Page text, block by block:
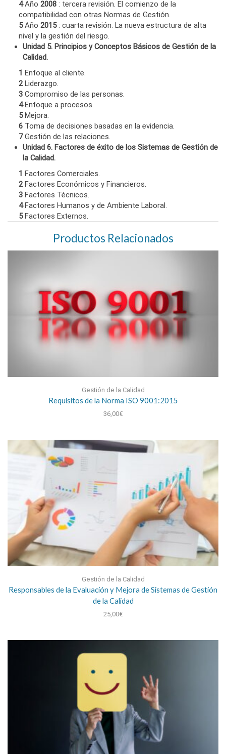
4Año2008 : tercera revisión. El comienzo de la
compatibilidad con otras Normas de Gestión.
5Año2015: cuarta revisión. La nueva estructura de alta
nivel y la gestión del riesgo.
Unidad 5. Principios y Conceptos Básicos de Gestión de la
Calidad.
1 Enfoque al cliente.
2Liderazgo.
3 Compromiso de las personas.
4Enfoque a procesos.
5Mejora.
6 Toma de decisiones basadas en la evidencia.
7Gestión de las relaciones.
Unidad 6. Factores de éxito de los Sistemas de Gestión de
la Calidad.
1 Factores Comerciales.
2Factores Económicos y Financieros.
3 Factores Técnicos.
4Factores Humanos y de Ambiente Laboral.
5Factores Externos.
Productos Relacionados
Gestión de la Calidad
Requisitos de la Norma ISO 9001:2015
36,00€
Gestión de la Calidad
Responsables de la Evaluación y Mejora de Sistemas de Gestión
de la Calidad
25,00€